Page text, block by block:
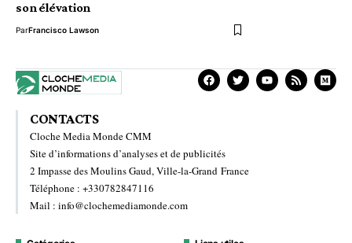
son élévation
ParFrancisco Lawson
CONTACTS
Cloche Media Monde CMM
Site d’informations d’analyses et de publicités
2 Impasse des Moulins Gaud, Ville-la-Grand France
Téléphone : +330782847116
Mail : info@clochemediamonde.com